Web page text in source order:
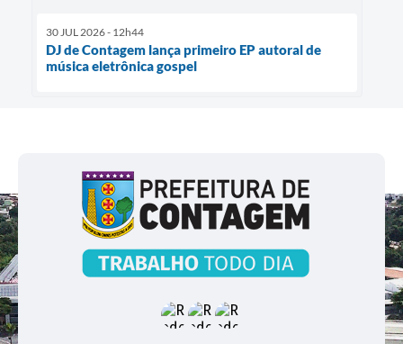
30 JUL 2026 - 12h44
DJ de Contagem lança primeiro EP autoral de
música eletrônica gospel